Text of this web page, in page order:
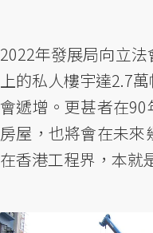
2022年發展局向立
上的私人樓宇達2.7
會遞增。更甚者在
房屋，也將會在未來
在香港工程界，本就